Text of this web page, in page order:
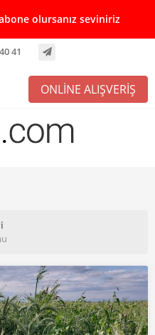
olursanız seviniriz
41
ONLİNE ALIŞVERİŞ